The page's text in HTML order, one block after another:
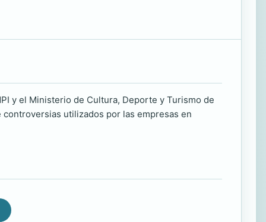
y el Ministerio de Cultura, Deporte y Turismo de
utilizados por las empresas en